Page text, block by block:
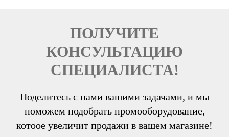
ПОЛУЧИТЕ
КОНСУЛЬТАЦИЮ
СПЕЦИАЛИСТА!
Поделитесь с нами вашими задачами, и мы
поможем подобрать промооборудование,
котоое увеличит продажи в вашем магазине!